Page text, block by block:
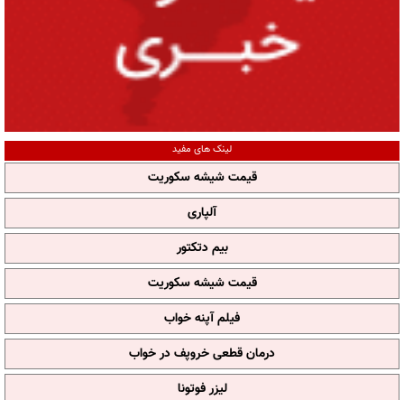
لینک های مفید
قیمت شیشه سکوریت
آلپاری
بیم دتکتور
قیمت شیشه سکوریت
فیلم آپنه خواب
درمان قطعی خروپف در خواب
لیزر فوتونا